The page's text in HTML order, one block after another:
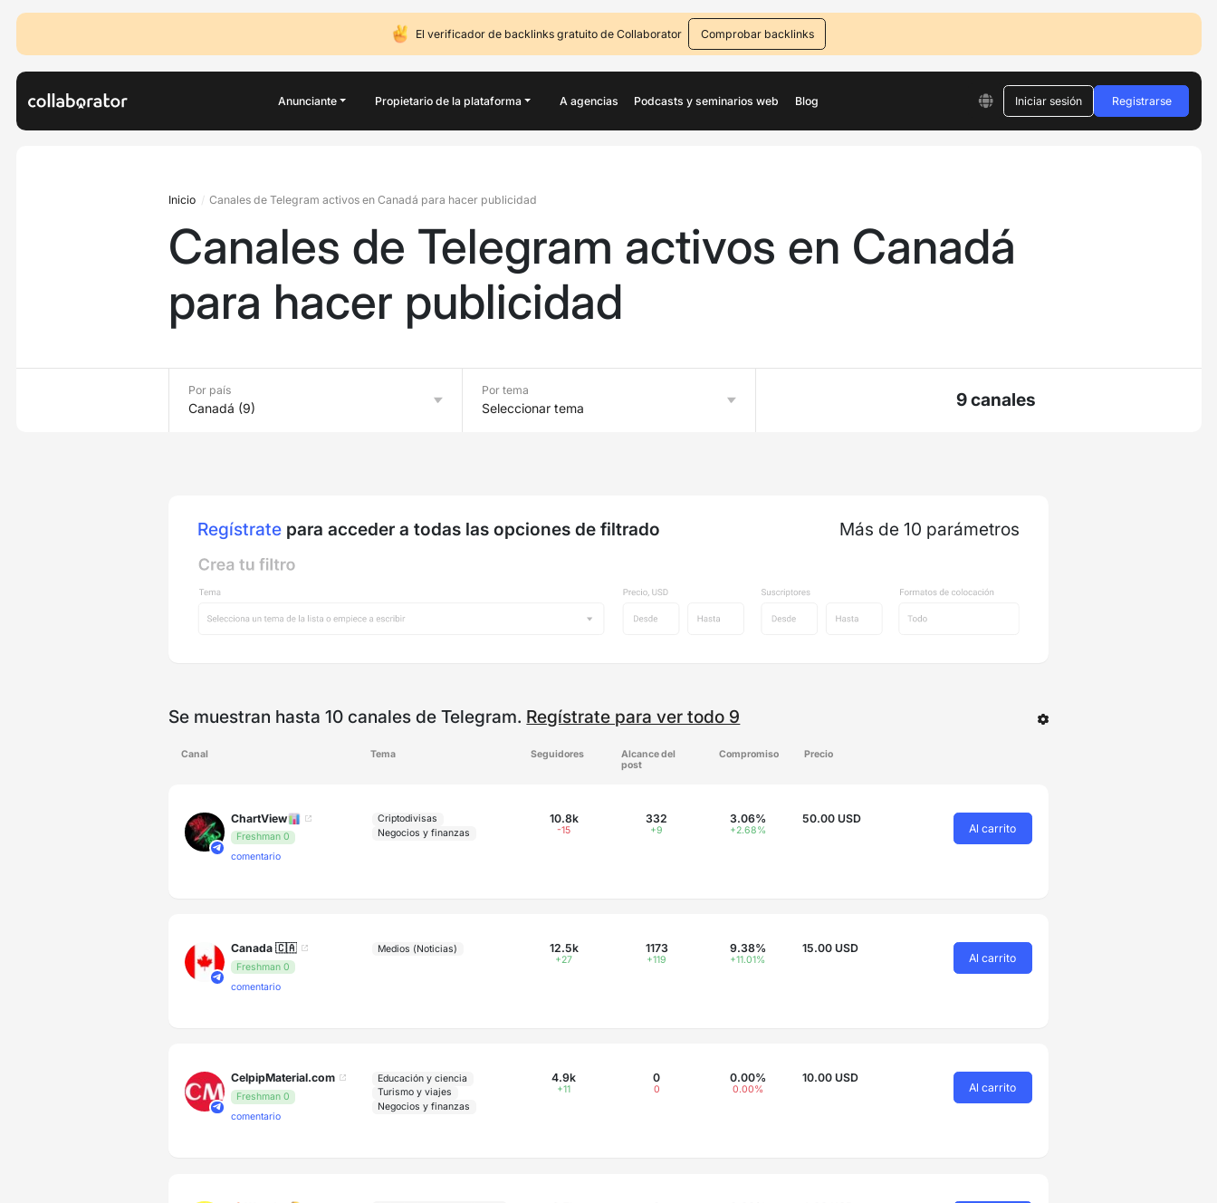
El verificador de backlinks gratuito de Collaborator Comprobar backlinks
Anunciante Propietario de la plataforma A agencias Podcasts y seminarios web Blog Iniciar sesión Registrarse
Inicio Canales de Telegram activos en Canadá para hacer publicidad
Canales de Telegram activos en Canadá
para hacer publicidad
Por país
Canadá (9)
Por tema
Seleccionar tema 9 canales
Regístratepara acceder a todas las opciones de filtrado Más de 10 parámetros
Se muestran hasta 10 canales de Telegram. Regístrate para ver todo 9
Canal Tema Seguidores
Alcance del
post
Compromiso Precio
ChartView📊
Freshman 0
comentario
Criptodivisas
Negocios y finanzas
10.8k
-15
332
+9
3.06%
+2.68%
50.00 USD
Al carrito
Canada 🇨🇦
Freshman 0
comentario
Medios (Noticias) 12.5k
+27
1173
+119
9.38%
+11.01%
15.00 USD
Al carrito
CelpipMaterial.com
Freshman 0
comentario
Educación y ciencia
Turismo y viajes
Negocios y finanzas
4.9k
+11
0
0
0.00%
0.00%
10.00 USD
Al carrito